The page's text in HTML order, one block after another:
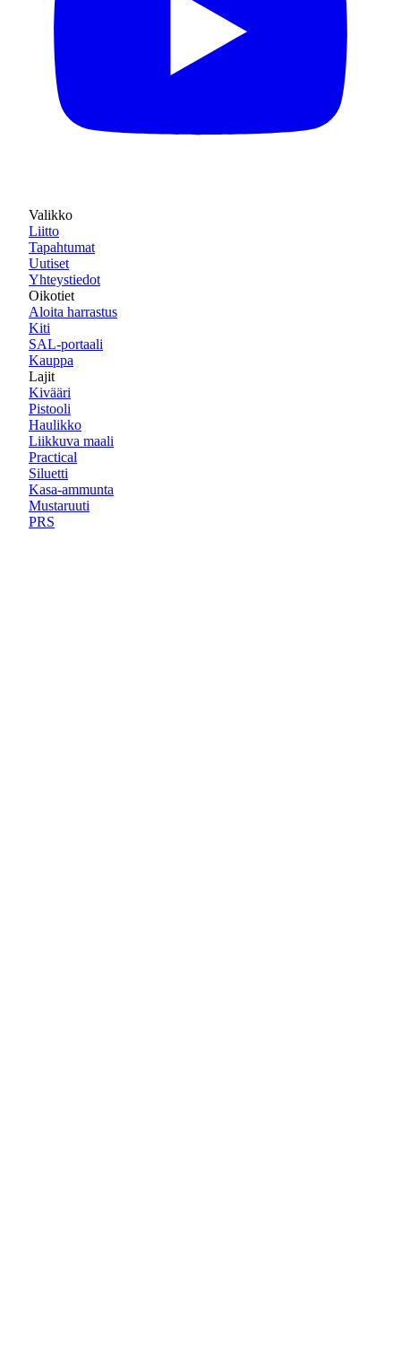
Valikko
Liitto
Tapahtumat
Uutiset
Yhteystiedot
Oikotiet
Aloita harrastus
Kiti
SAL-portaali
Kauppa
Lajit
Kivääri
Pistooli
Haulikko
Liikkuva maali
Practical
Siluetti
Kasa-ammunta
Mustaruuti
PRS